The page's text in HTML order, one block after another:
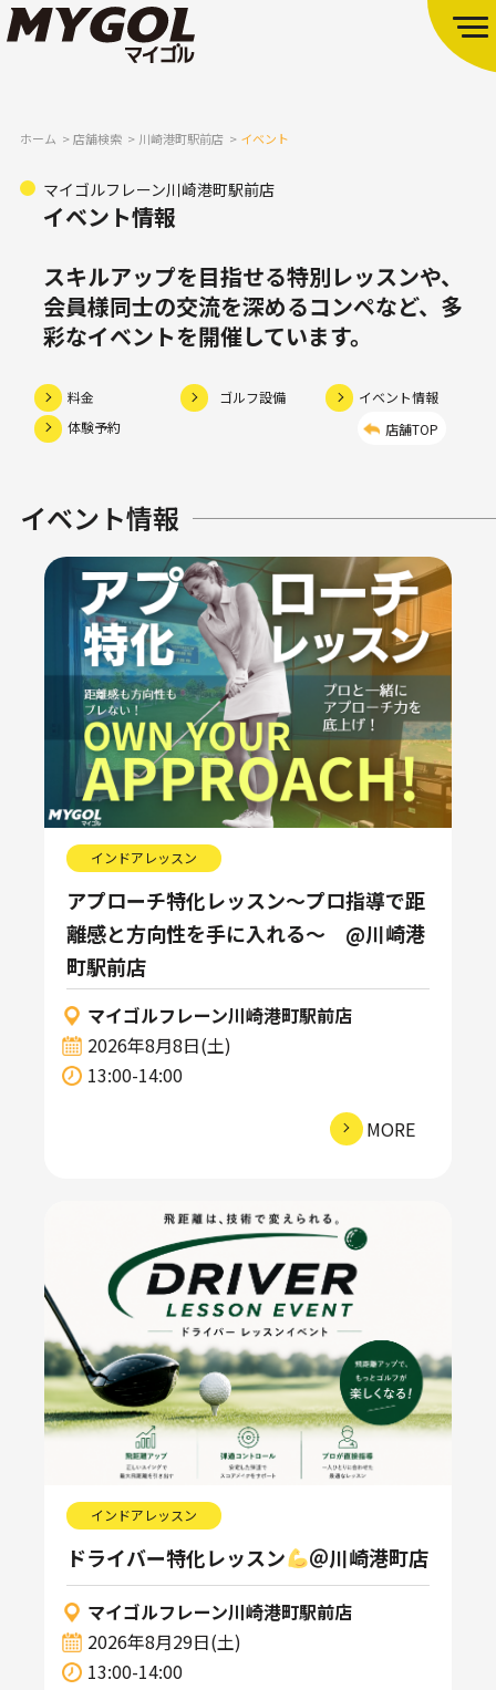
ホーム 店舗検索 川崎港町駅前店 イベント
マイゴルフレーン川崎港町駅前店
イベント情報
スキルアップを目指せる特別レッスンや、
会員様同士の交流を深めるコンペなど、多
彩なイベントを開催しています。
料金 ゴルフ設備
イベント情報
体験予約
店舗TOP
イベント情報
インドアレッスン
アプローチ特化レッスン～プロ指導で距
離感と方向性を手に入れる～ @川崎港
町駅前店
マイゴルフレーン川崎港町駅前店
2026年8月8日(土)
13:00-14:00
MORE
インドアレッスン
ドライバー特化レッスン ＠川崎港町店
マイゴルフレーン川崎港町駅前店
2026年8月29日(土)
13:00-14:00